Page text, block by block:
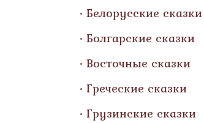
Белорусские сказки
Болгарские сказки
Восточные сказки
Греческие сказки
Грузинские сказки